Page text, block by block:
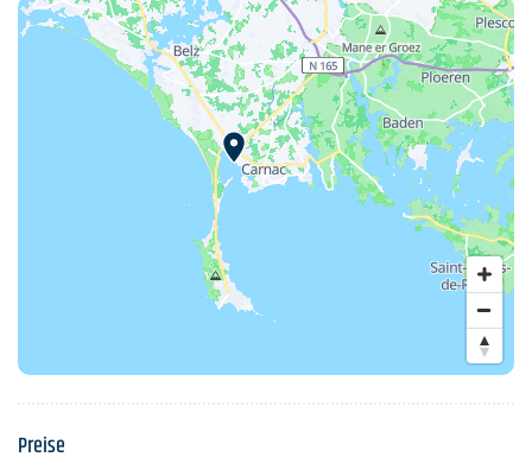
Preise